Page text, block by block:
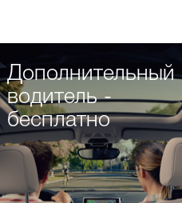
Дополнительный
водитель -
бесплатно